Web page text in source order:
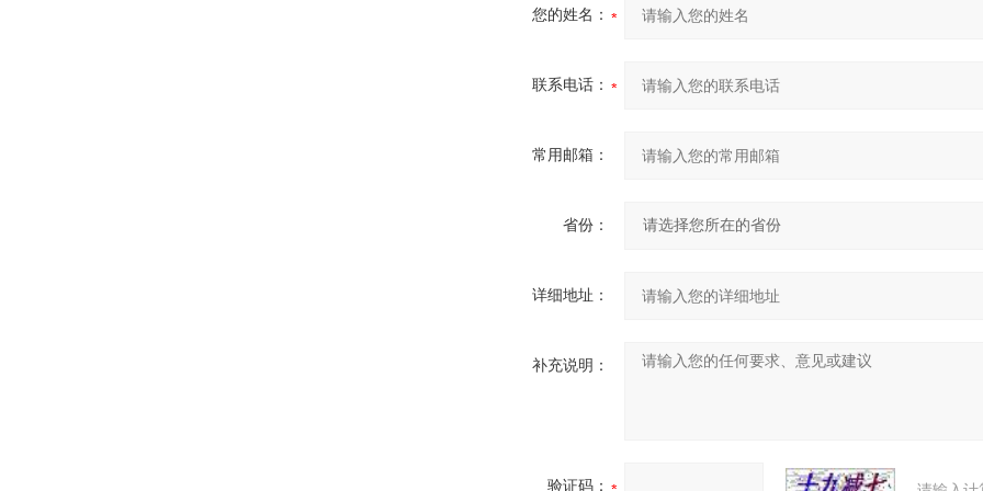
您的姓名：
联系电话：
常用邮箱：
省份：
详细地址：
补充说明：
验证码：